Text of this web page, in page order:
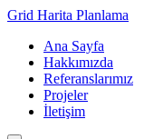
İçeriğe
Grid Harita Planlama
Ana Sayfa
Hakkımızda
Referanslarımız
Projeler
İletişim